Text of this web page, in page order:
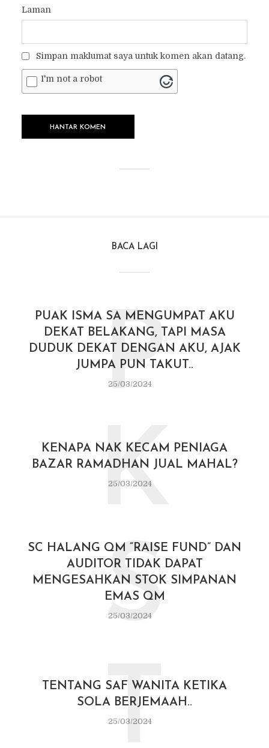
Laman
Simpan maklumat saya untuk komen akan datang.
I'm not a robot
BACA LAGI
PUAK ISMA SA MENGUMPAT AKU
DEKAT BELAKANG, TAPI MASA
DUDUK DEKAT DENGAN AKU, AJAK
JUMPA PUN TAKUT..
25/03/2024
P
KENAPA NAK KECAM PENIAGA
BAZAR RAMADHAN JUAL MAHAL?
25/03/2024
K
SC HALANG QM “RAISE FUND” DAN
AUDITOR TIDAK DAPAT
MENGESAHKAN STOK SIMPANAN
EMAS QM
25/03/2024
S
TENTANG SAF WANITA KETIKA
SOLA BERJEMAAH..
25/03/2024
T